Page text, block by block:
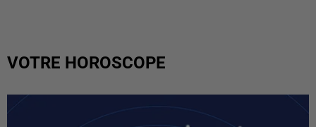
VOTRE HOROSCOPE